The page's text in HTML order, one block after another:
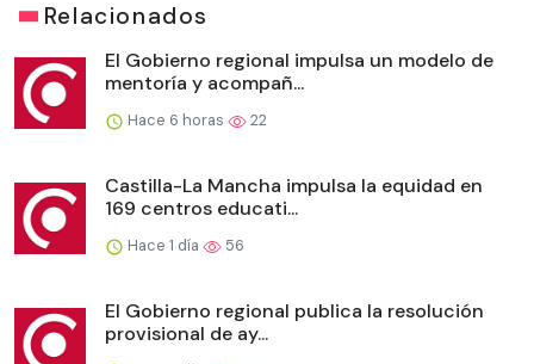
Relacionados
El Gobierno regional impulsa un modelo de
mentoría y acompañ...
Hace 6 horas 22
Castilla-La Mancha impulsa la equidad en
169 centros educati...
Hace 1 día 56
El Gobierno regional publica la resolución
provisional de ay...